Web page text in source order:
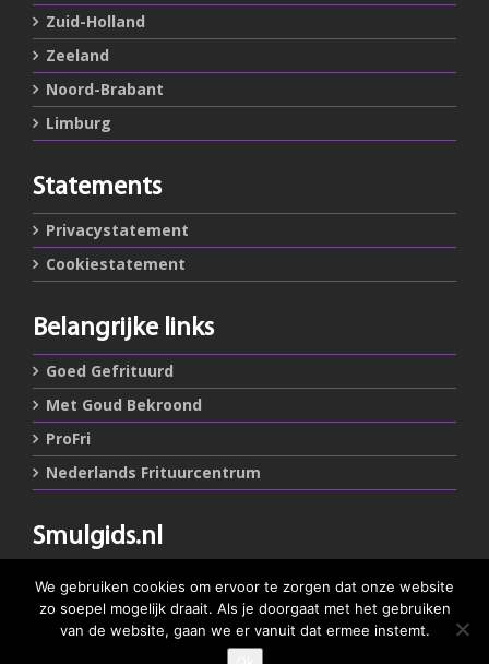
Zuid-Holland
Zeeland
Noord-Brabant
Limburg
Statements
Privacystatement
Cookiestatement
Belangrijke links
Goed Gefrituurd
Met Goud Bekroond
ProFri
Nederlands Frituurcentrum
Smulgids.nl
Blaarthemseweg 72
5502 JW Veldhoven
We gebruiken cookies om ervoor te zorgen dat onze website
zo soepel mogelijk draait. Als je doorgaat met het gebruiken
van de website, gaan we er vanuit dat ermee instemt.